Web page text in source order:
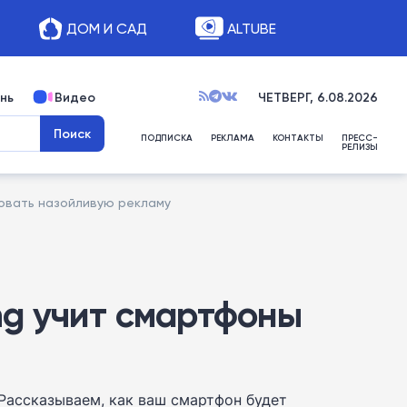
ДОМ И САД ALTUBE
Видео ЧЕТВЕРГ, 6.08.2026
ПОДПИСКА РЕКЛАМА КОНТАКТЫ ПРЕСС-
РЕЛИЗЫ
назойливую рекламу
учит смартфоны
как ваш смартфон будет